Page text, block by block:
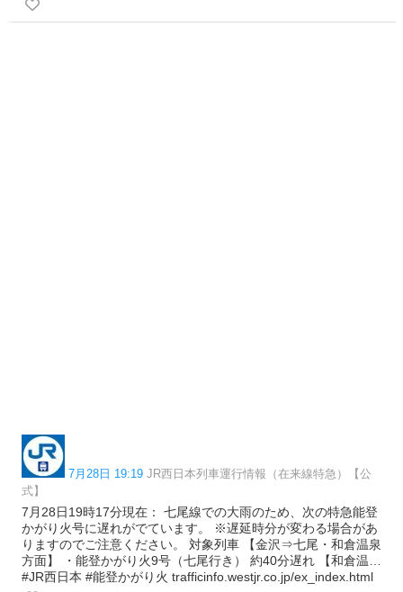
7月28日 19:19 JR西日本列車運行情報（在来線特急）【公
式】
7月28日19時17分現在： 七尾線での大雨のため、次の特急能登
かがり火号に遅れがでています。 ※遅延時分が変わる場合があ
りますのでご注意ください。 対象列車 【金沢⇒七尾・和倉温泉
方面】 ・能登かがり火9号（七尾行き） 約40分遅れ 【和倉温…
#JR西日本 #能登かがり火 trafficinfo.westjr.co.jp/ex_index.html